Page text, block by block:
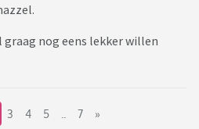
nog eens lekker willen
3 4 5 7 »